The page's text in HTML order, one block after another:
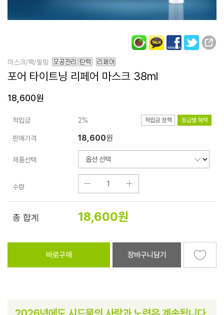
마스크/팩/필링
포어 타이트닝 리페어 마스크 38ml
18,600원
적립금 2% 적립금 정책 등급별 혜택
판매가격 18,600원
제품선택
수량
총 합계 18,600원
바로구매 장바구니담기